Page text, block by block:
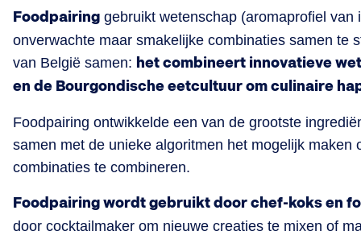
Foodpairing gebruikt wetenschap (aromaprofiel
onverwachte maar smakelijke combinaties samen te
van België samen: het combineert innovatieve
en de Bourgondische eetcultuur om culinaire
Foodpairing ontwikkelde een van de grootste
samen met de unieke algoritmen het mogelijk maken
combinaties te combineren.
Foodpairing wordt gebruikt door chef-koks en
door cocktailmaker om nieuwe creaties te mixen of